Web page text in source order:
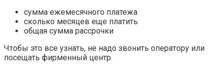
сумма ежемесячного платежа
сколько месяцев еще платить
общая сумма рассрочки
Чтобы это все узнать, не надо звонить оператору или
посещать фирменный центр.